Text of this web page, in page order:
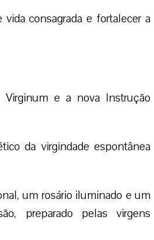
consagrada e fortalecer a
e a nova Instrução
da virgindade espontânea
um rosário iluminado e um
preparado pelas virgens